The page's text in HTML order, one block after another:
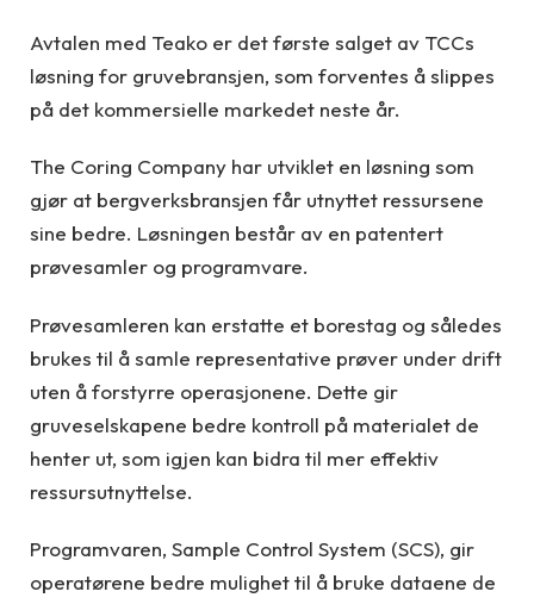
Avtalen med Teako er det første salget av TCCs
løsning for gruvebransjen, som forventes å slippes
på det kommersielle markedet neste år.
The Coring Company har utviklet en løsning som
gjør at bergverksbransjen får utnyttet ressursene
sine bedre. Løsningen består av en patentert
prøvesamler og programvare.
Prøvesamleren kan erstatte et borestag og således
brukes til å samle representative prøver under drift
uten å forstyrre operasjonene. Dette gir
gruveselskapene bedre kontroll på materialet de
henter ut, som igjen kan bidra til mer effektiv
ressursutnyttelse.
Programvaren, Sample Control System (SCS), gir
operatørene bedre mulighet til å bruke dataene de